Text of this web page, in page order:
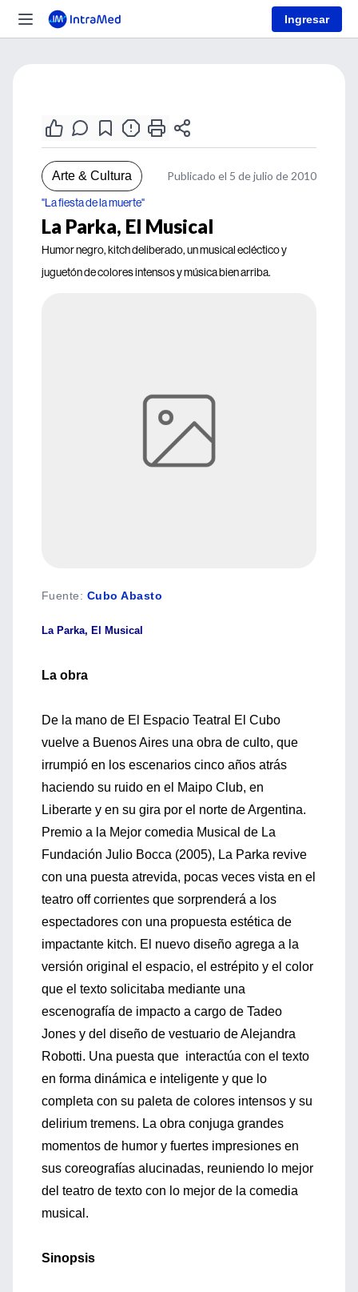
Ingresar
Arte & Cultura Publicado el 5 de julio de 2010
"La fiesta de la muerte"
La Parka, El Musical
Humor negro, kitch deliberado, un musical ecléctico y
juguetón de colores intensos y música bien arriba.
Fuente: Cubo Abasto
La Parka, El Musical
La obra
De la mano de El Espacio Teatral El Cubo
vuelve a Buenos Aires una obra de culto, que
irrumpió en los escenarios cinco años atrás
haciendo su ruido en el Maipo Club, en
Liberarte y en su gira por el norte de Argentina.
Premio a la Mejor comedia Musical de La
Fundación Julio Bocca (2005), La Parka revive
con una puesta atrevida, pocas veces vista en el
teatro off corrientes que sorprenderá a los
espectadores con una propuesta estética de
impactante kitch. El nuevo diseño agrega a la
versión original el espacio, el estrépito y el color
que el texto solicitaba mediante una
escenografía de impacto a cargo de Tadeo
Jones y del diseño de vestuario de Alejandra
Robotti. Una puesta que interactúa con el texto
en forma dinámica e inteligente y que lo
completa con su paleta de colores intensos y su
delirium tremens. La obra conjuga grandes
momentos de humor y fuertes impresiones en
sus coreografías alucinadas, reuniendo lo mejor
del teatro de texto con lo mejor de la comedia
musical.
Sinopsis